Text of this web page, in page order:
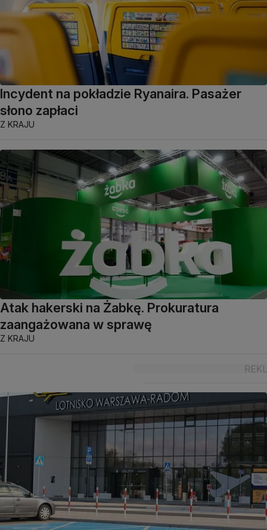
Incydent na pokładzie Ryanaira. Pasażer
słono zapłaci
Z KRAJU
Atak hakerski na Żabkę. Prokuratura
zaangażowana w sprawę
Z KRAJU